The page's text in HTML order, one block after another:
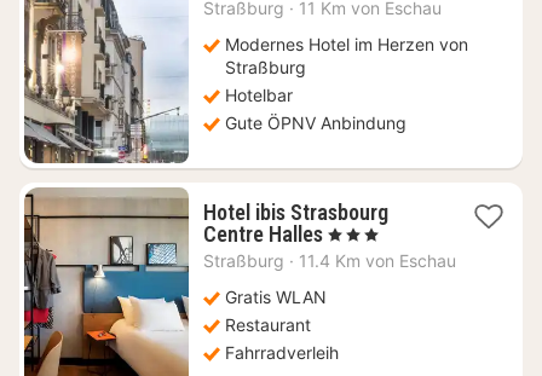
€
Straßburg · 11 Km von Eschau
Modernes Hotel im Herzen von
Straßburg
Hotelbar
Gute ÖPNV Anbindung
Hotel ibis Strasbourg
Centre Halles1
Nacht
, 3 Sterne
Straßburg · 11.4 Km von Eschau
Gratis WLAN
Restaurant
Fahrradverleih